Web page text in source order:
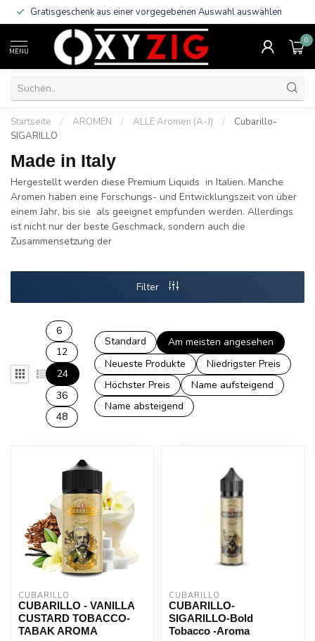
Gratisgeschenk aus einer vorgegebenen Auswahl auswählen
MENU
0
Startseite / AROMEN / ALLE Aromen (A-J) /
Cubarillo-
SIGARILLO
Made in Italy
Hergestellt werden diese Premium Liquids in Italien. Manche
Aromen haben eine Forschungs- und Entwicklungszeit von über
einem Jahr, bis sie als geeignet empfunden werden. Allerdings
ist nicht nur der beste Geschmack, sondern auch die
Zusammensetzung der
Filter
6
12
24
36
48
Standard
Am meisten angesehen
Neueste Produkte
Niedrigster Preis
Höchster Preis
Name aufsteigend
Name absteigend
CUBARILLO
CUBARILLO - VANILLA
CUSTARD TOBACCO-
TABAK AROMA
CUBARILLO
CUBARILLO-
SIGARILLO-Bold
Tobacco -Aroma